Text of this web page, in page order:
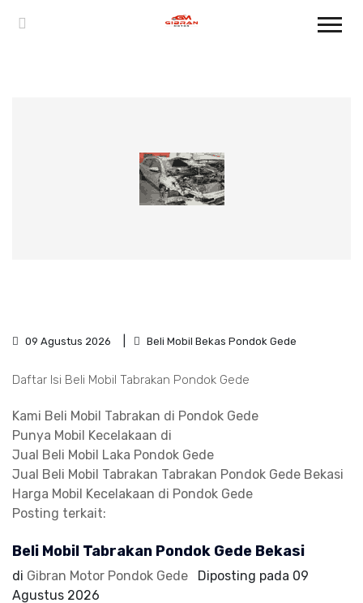
09 Agustus 2026 Beli Mobil Bekas Pondok Gede
Daftar Isi Beli Mobil Tabrakan Pondok Gede
Kami Beli Mobil Tabrakan di Pondok Gede
Punya Mobil Kecelakaan di
Jual Beli Mobil Laka Pondok Gede
Jual Beli Mobil Tabrakan Tabrakan Pondok Gede Bekasi
Harga Mobil Kecelakaan di Pondok Gede
Posting terkait:
Beli Mobil Tabrakan Pondok Gede Bekasi
di Gibran Motor Pondok Gede Diposting pada 09
Agustus 2026